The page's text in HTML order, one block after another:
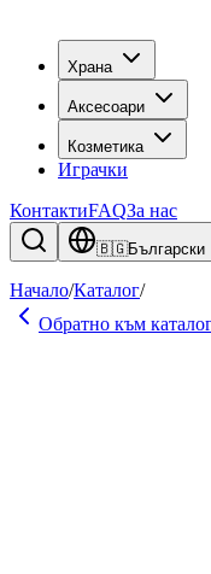
Храна
Аксесоари
Козметика
Играчки
КонтактиFAQЗа нас
🇧🇬Български
Начало/Каталог/
Обратно към